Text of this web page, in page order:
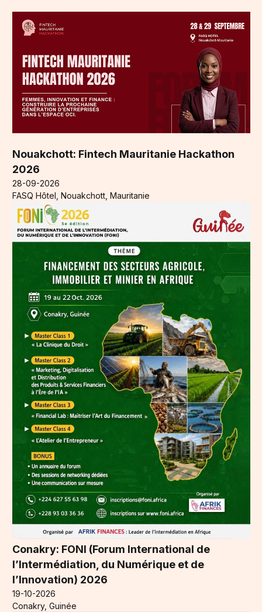
Nouakchott: Fintech Mauritanie Hackathon
2026
28-09-2026
FASQ Hôtel, Nouakchott, Mauritanie
Conakry: FONI (Forum International de
l’Intermédiation, du Numérique et de
l’Innovation) 2026
19-10-2026
Conakry, Guinée